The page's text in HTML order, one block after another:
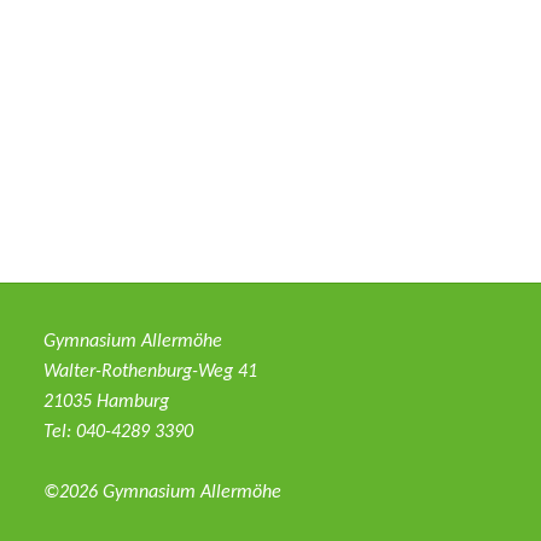
Landesfinale"
Gymnasium Allermöhe
Walter-Rothenburg-Weg 41
21035 Hamburg
Tel: 040-4289 3390
©2026 Gymnasium Allermöhe